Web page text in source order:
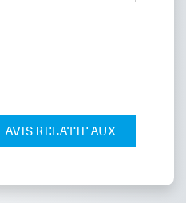
AVIS RELATIF AUX